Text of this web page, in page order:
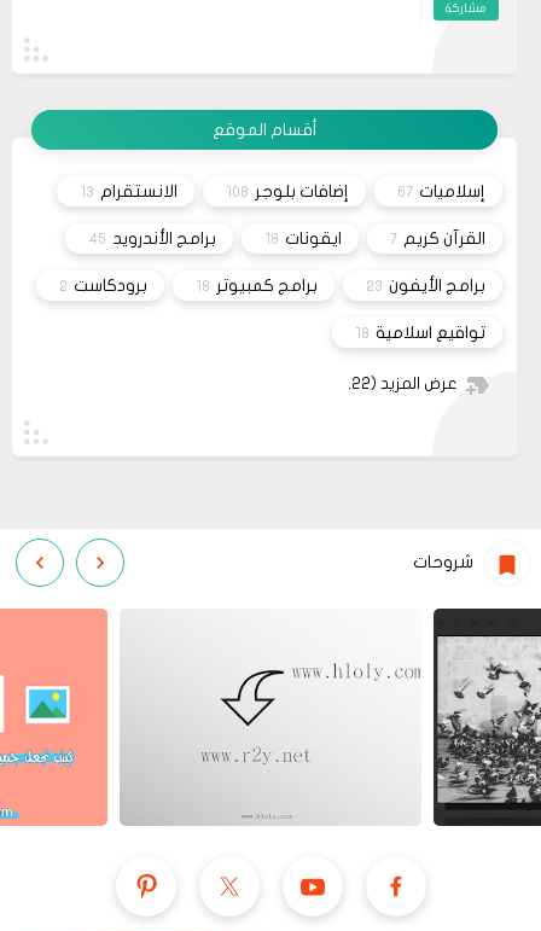
مشاركة
مشاركة
ليس هناك أي موقع لشراء القالب مثل خمسات أو
كفيل..، كما أنه ليس هناك مكان للتواصل عبر الفيسبوك
أقسام الموقع
إسلاميات 67 إضافات بلوجر 108 الانستقرام 13
القرآن كريم 7 ايقونات 18 برامج الأندرويد 45
برامج الأيفون 23 برامج كمبيوتر 18 برودكاست 2
تواقيع اسلامية 18
عرض المزيد (22)
شروحات